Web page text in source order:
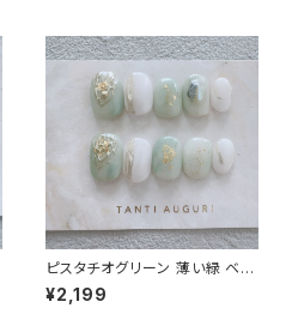
ピスタチオグリーン 薄い緑 ベリ
ーショート ネイルチップ お呼ば
れ 通販 販売店 売ってる場所 結
¥2,199